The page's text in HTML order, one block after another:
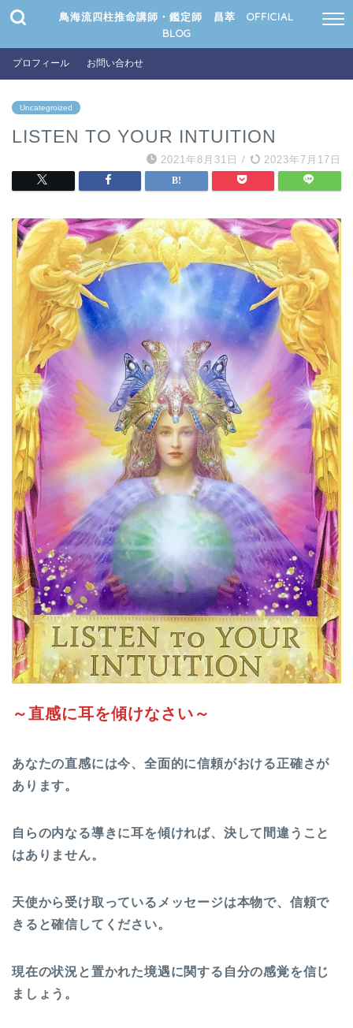
鳥海流四柱推命講師・鑑定師 昌萃 OFFICIAL
BLOG
プロフィール お問い合わせ
Uncategroized
LISTEN TO YOUR INTUITION
2021年8月31日 / 2023年7月17日
～直感に耳を傾けなさい～
あなたの直感には今、全面的に信頼がおける正確さが
あります。
自らの内なる導きに耳を傾ければ、決して間違うこと
はありません。
天使から受け取っているメッセージは本物で、信頼で
きると確信してください。
現在の状況と置かれた境遇に関する自分の感覚を信じ
ましょう。